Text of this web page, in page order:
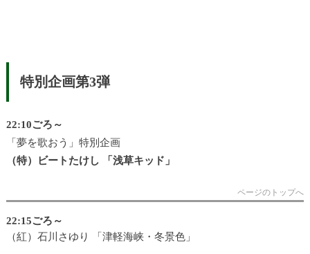
特別企画第3弾
22:10ごろ～
「夢を歌おう」特別企画
（特）ビートたけし 「浅草キッド」
ページのトップへ
22:15ごろ～
（紅）石川さゆり 「津軽海峡・冬景色」